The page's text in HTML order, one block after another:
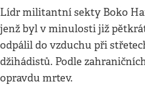
Lídr militantní sekty Boko
jenž byl v minulosti již
odpálil do vzduchu při
džihádistů. Podle
opravdu mrtev.